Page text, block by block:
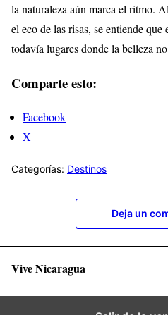
la naturaleza aún marca el ritmo.
el eco de las risas, se entiende
todavía lugares donde la belleza
Comparte esto:
Facebook
X
Categorías: Destinos
Deja un
Vive Nicaragua